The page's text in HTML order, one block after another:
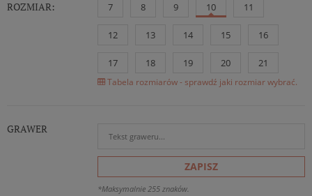
ROZMIAR: 7 8 9 10 11
12 13 14 15 16
17 18 19 20 21
Tabela rozmiarów - sprawdź jaki rozmiar wybrać.
GRAWER
ZAPISZ
*Maksymalnie 255 znaków.